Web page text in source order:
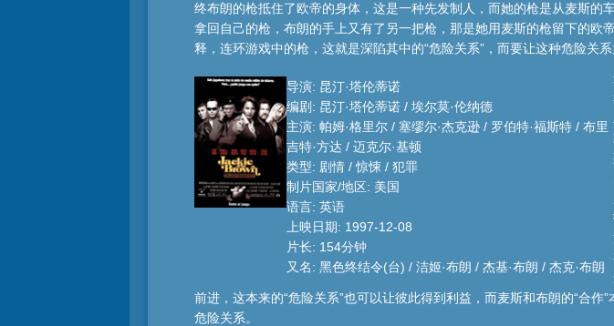
终布朗的枪抵住了欧帝的身体，这是一种先发制人，而她的枪是从麦斯
拿回自己的枪，布朗的手上又有了另一把枪，那是她用麦斯的枪留下的
释，连环游戏中的枪，这就是深陷其中的“危险关系”，而要让这种危险关
导演: 昆汀·塔伦蒂诺
编剧: 昆汀·塔伦蒂诺 / 埃尔莫·伦纳德
主演: 帕姆·格里尔 / 塞缪尔·杰克逊 / 罗伯特·福斯特 / 布里
吉特·方达 / 迈克尔·基顿
类型: 剧情 / 惊悚 / 犯罪
制片国家/地区: 美国
语言: 英语
上映日期: 1997-12-08
片长: 154分钟
又名: 黑色终结令(台) / 洁姬·布朗 / 杰基·布朗 / 杰克·布朗
前进，这本来的“危险关系”也可以让彼此得到利益，而麦斯和布朗的“合
危险关系。